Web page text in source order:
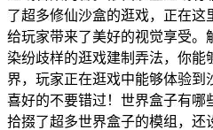
了超多修仙沙盒的逛戏，正在这
给玩家带来了美好的视觉享受。
染纷歧样的逛戏建制弄法，你能
界，玩家正在逛戏中能够体验到
喜好的不要错过！世界盒子有哪
拾掇了超多世界盒子的模组，还